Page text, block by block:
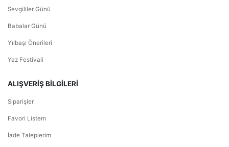
Sevgililer Günü
Babalar Günü
Yılbaşı Önerileri
Yaz Festivali
ALIŞVERİŞ BİLGİLERİ
Siparişler
Favori Listem
İade Taleplerim